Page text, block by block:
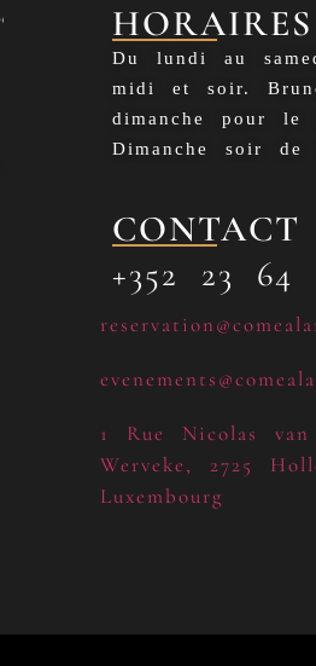
HORAIRES
Du lundi au
midi et soir.
dimanche pour le
Dimanche soir
CONTACT
+352 23 64
1 Rue Nicolas van
Werveke, 2725
Luxembourg